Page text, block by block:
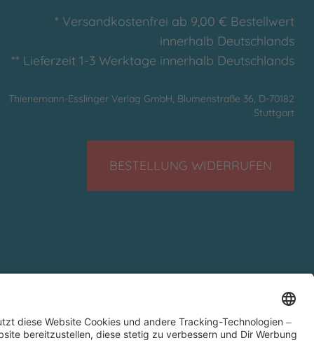
* Versandkostenfrei ab 9,00 € Bestellwert
innerhalb Deutschlands
** Lieferzeit 1-3 Werktage innerhalb Deutschlands
Thienemann-Esslinger Verlag GmbH, Blumenstraße 36, D-70182
Stuttgart
BESTELLUNG WIDERRUFEN